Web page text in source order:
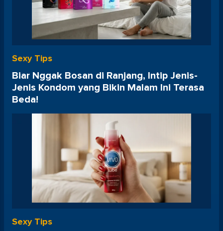
Sexy Tips
Biar Nggak Bosan di Ranjang, Intip Jenis-
Jenis Kondom yang Bikin Malam Ini Terasa
Beda!
Sexy Tips